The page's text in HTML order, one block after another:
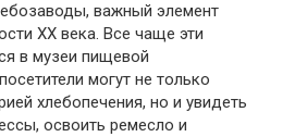
важный элемент
XX века. Все чаще эти
в музеи пищевой
могут не только
хлебопечения, но и увидеть
освоить ремесло и